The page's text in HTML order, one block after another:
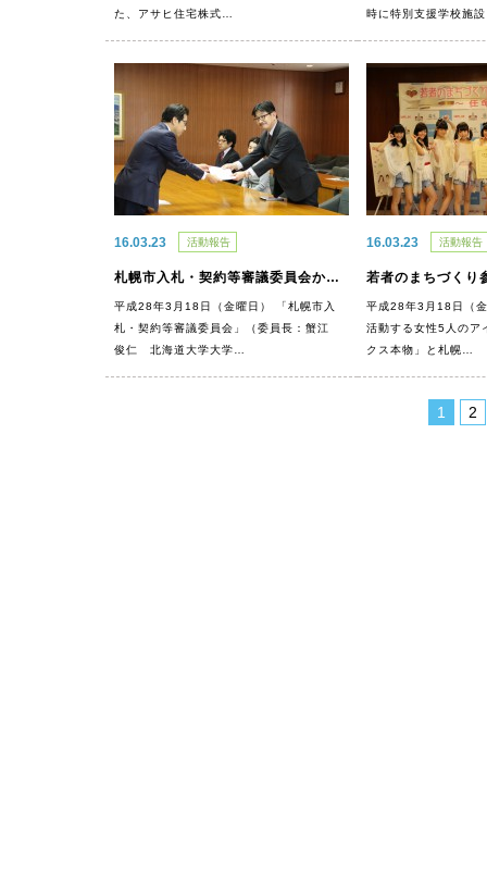
た、アサヒ住宅株式…
時に特別支援学校施
16.03.23 活動報告
札幌市入札・契約等審議委員会から意見書をいただきました
平成28年3月18日（金曜日） 「札幌市入
札・契約等審議委員会」（委員長：蟹江
俊仁 北海道大学大学…
16.03.23 活動報告
平成28年3月18日（
活動する女性5人のア
クス本物」と札幌…
1 2